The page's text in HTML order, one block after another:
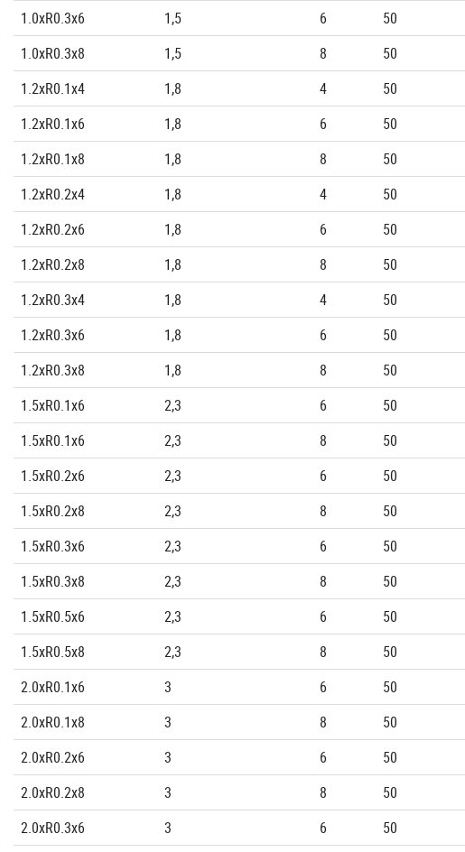
1.0xR0.3x6
1,5 6 50
1.0xR0.3x8
1,5 8 50
1.2xR0.1x4
1,8 4 50
1.2xR0.1x6
1,8 6 50
1.2xR0.1x8
1,8 8 50
1.2xR0.2x4
1,8 4 50
1.2xR0.2x6
1,8 6 50
1.2xR0.2x8
1,8 8 50
1.2xR0.3x4
1,8 4 50
1.2xR0.3x6
1,8 6 50
1.2xR0.3x8
1,8 8 50
1.5xR0.1x6
2,3 6 50
1.5xR0.1x6
2,3 8 50
1.5xR0.2x6
2,3 6 50
1.5xR0.2x8
2,3 8 50
1.5xR0.3x6
2,3 6 50
1.5xR0.3x8
2,3 8 50
1.5xR0.5x6
2,3 6 50
1.5xR0.5x8
2,3 8 50
2.0xR0.1x6
3 6 50
2.0xR0.1x8
3 8 50
2.0xR0.2x6
3 6 50
2.0xR0.2x8
3 8 50
2.0xR0.3x6
3 6 50